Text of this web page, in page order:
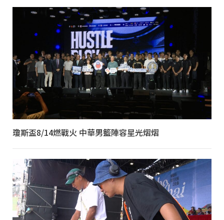
瓊斯盃8/14燃戰火 中華男籃陣容星光熠熠